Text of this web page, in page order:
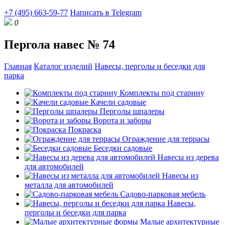
+7 (495) 663-59-77 Написать в Telegram
0
Пергола навес № 74
Главная Каталог изделий Навесы, перголы и беседки для
парка
Комплекты под старину
Качели садовые
Перголы шпалеры
Ворота и заборы
Покраска
Ограждение для террасы
Беседки садовые
Навесы из дерева
для автомобилей
Навесы из
металла для автомобилей
Садово-парковая мебель
Навесы,
перголы и беседки для парка
Малые архитектурные